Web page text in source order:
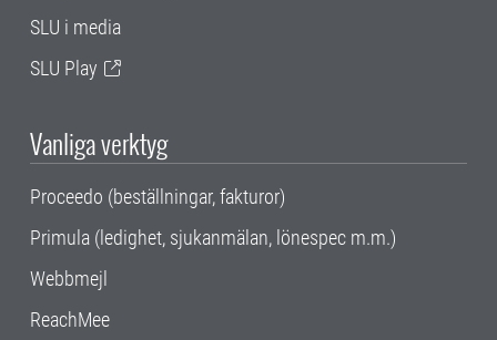
SLU i media
SLU Play
Vanliga verktyg
Proceedo (beställningar, fakturor)
Primula (ledighet, sjukanmälan, lönespec m.m.)
Webbmejl
ReachMee